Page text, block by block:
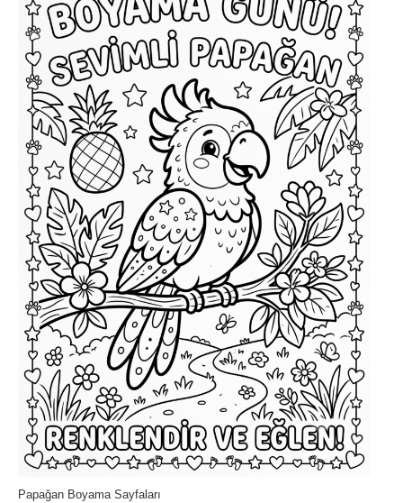
Papağan Boyama Sayfaları